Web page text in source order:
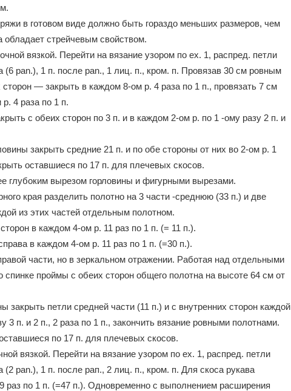
в готовом виде должно быть гораздо меньших размеров, чем
обладает стрейчевым свойством.
вязкой. Перейти на вязание узором по ex. 1, распред. петли
(6 pan.), 1 п. после pan., 1 лиц. п., кром. п. Провязав 30 см ровным
— закрыть в каждом 8-ом р. 4 раза по 1 п., провязать 7 см
4 раза по 1 п.
с обеих сторон по 3 п. и в каждом 2-ом р. по 1 -ому разу 2 п. и
закрыть средние 21 п. и по обе стороны от них во 2-ом р. 1
оставшиеся по 17 п. для плечевых скосов.
глубоким вырезом горловины и фигурными вырезами.
края разделить полотно на 3 части -среднюю (33 п.) и две
из этих частей отдельным полотном.
в каждом 4-ом р. 11 раз по 1 п. (= 11 п.).
в каждом 4-ом р. 11 раз по 1 п. (=30 п.).
части, но в зеркальном отражении. Работая над отдельными
проймы с обеих сторон общего полотна на высоте 64 см от
закрыть петли средней части (11 п.) и с внутренних сторон каждой
3 п. и 2 п., 2 раза по 1 п., закончить вязание ровными полотнами.
по 17 п. для плечевых скосов.
вязкой. Перейти на вязание узором по ex. 1, распред. петли
pan.), 1 п. после рап., 2 лиц. п., кром. п. Для скоса рукава
раз по 1 п. (=47 п.). Одновременно с выполнением расширения